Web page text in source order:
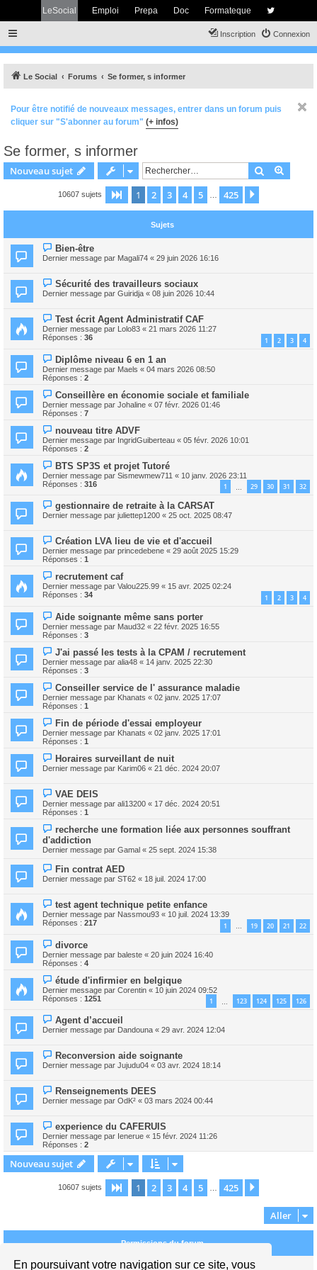
En poursuivant votre navigation sur ce site, vous
LeSocial Emploi Prepa Doc Formateque
Connexion
Inscription
Le Social Forums Se former, s informer
Pour être notifié de nouveaux messages, entrer dans un forum puis
cliquer sur "S'abonner au forum" (+ infos)
Se former, s informer
Nouveau sujet Rechercher
10607 sujets Page 1sur425
1 2 3 4 5 425
Sujets
Bien-être
Dernier message par Magali74 « 29 juin 2026 16:16
Sécurité des travailleurs sociaux
Dernier message par Guiridja « 08 juin 2026 10:44
Test écrit Agent Administratif CAF
Dernier message par Lolo83 « 21 mars 2026 11:27
Réponses : 36 1 2 3 4
Diplôme niveau 6 en 1 an
Dernier message par Maels « 04 mars 2026 08:50
Réponses : 2
Conseillère en économie sociale et familiale
Dernier message par Johaline « 07 févr. 2026 01:46
Réponses : 7
nouveau titre ADVF
Dernier message par IngridGuiberteau « 05 févr. 2026 10:01
Réponses : 2
BTS SP3S et projet Tutoré
Dernier message par Sismewmew711 « 10 janv. 2026 23:11
Réponses : 316 1 29 30 31 32
gestionnaire de retraite à la CARSAT
Dernier message par juliettep1200 « 25 oct. 2025 08:47
Création LVA lieu de vie et d'accueil
Dernier message par princedebene « 29 août 2025 15:29
Réponses : 1
recrutement caf
Dernier message par Valou225.99 « 15 avr. 2025 02:24
Réponses : 34 1 2 3 4
Aide soignante même sans porter
Dernier message par Maud32 « 22 févr. 2025 16:55
Réponses : 3
J'ai passé les tests à la CPAM / recrutement
Dernier message par alia48 « 14 janv. 2025 22:30
Réponses : 3
Conseiller service de l' assurance maladie
Dernier message par Khanats « 02 janv. 2025 17:07
Réponses : 1
Fin de période d'essai employeur
Dernier message par Khanats « 02 janv. 2025 17:01
Réponses : 1
Horaires surveillant de nuit
Dernier message par Karim06 « 21 déc. 2024 20:07
VAE DEIS
Dernier message par ali13200 « 17 déc. 2024 20:51
Réponses : 1
recherche une formation liée aux personnes souffrant
d'addiction
Dernier message par Gamal « 25 sept. 2024 15:38
Fin contrat AED
Dernier message par ST62 « 18 juil. 2024 17:00
test agent technique petite enfance
Dernier message par Nassmou93 « 10 juil. 2024 13:39
Réponses : 217 1 … 19 20 21 22
divorce
Dernier message par baleste « 20 juin 2024 16:40
Réponses : 4
étude d'infirmier en belgique
Dernier message par Corentin « 10 juin 2024 09:52
Réponses : 1251 1 123 124 125 126
Agent d’accueil
Dernier message par Dandouna « 29 avr. 2024 12:04
Reconversion aide soignante
Dernier message par Jujudu04 « 03 avr. 2024 18:14
Renseignements DEES
Dernier message par OdK² « 03 mars 2024 00:44
experience du CAFERUIS
Dernier message par Ienerue « 15 févr. 2024 11:26
Réponses : 2
Nouveau sujet
10607 sujets Page 1sur425
1 2 3 4 5 425
Aller
Permissions du forum
Vous ne pouvez pas publier de nouveaux sujets dans ce forum